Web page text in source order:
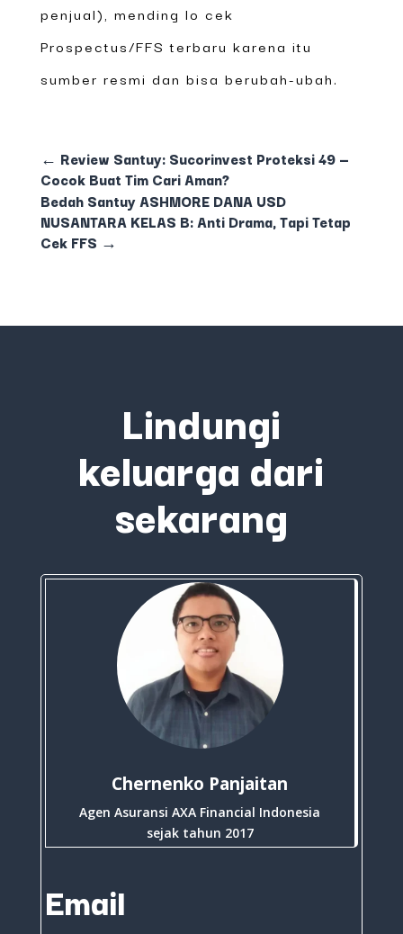
penjual), mending lo cek
Prospectus/FFS terbaru karena itu
sumber resmi dan bisa berubah-ubah.
← Review Santuy: Sucorinvest Proteksi 49 —
Cocok Buat Tim Cari Aman?
Bedah Santuy ASHMORE DANA USD
NUSANTARA KELAS B: Anti Drama, Tapi Tetap
Cek FFS →
Lindungi
keluarga dari
sekarang
Chernenko Panjaitan
Agen Asuransi AXA Financial Indonesia
sejak tahun 2017
Email